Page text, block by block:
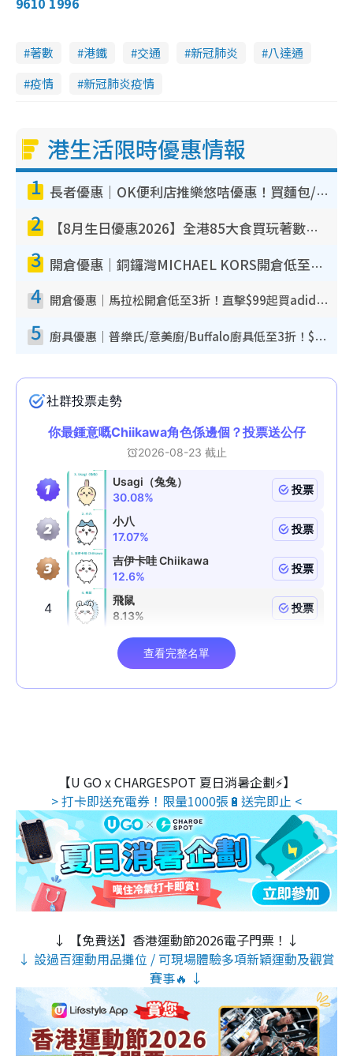
著數 港鐵 交通 新冠肺炎
八達通
疫情
新冠肺炎疫情
港生活限時優惠情報
1 長者優惠｜OK便利店推樂悠咭優惠！買麵包/牛奶/保健品拍卡即減
2 【8月生日優惠2026】全港85大食買玩著數攻略 自助餐/火鍋放題同行免費＋誠品/DONKI送現金券
3 開倉優惠｜銅鑼灣MICHAEL KORS開倉低至17折！直擊$500起買手袋/銀包/鞋款 必買經典Jet Set系列
4 開倉優惠｜馬拉松開倉低至3折！直擊$99起買adidas／New Balance／Puma鞋款 STANLEY保溫杯劈價至$119起
5 廚具優惠｜普樂氏/意美廚/Buffalo廚具低至3折！$89起買煎鍋／炒鑊／個人鍋 同場小家電激減至$99起
【U GO x CHARGESPOT 夏日消暑企劃⚡】
> 打卡即送充電券！限量1000張🔋送完即止 <
↓ 【免費送】香港運動節2026電子門票！↓
↓ 設過百運動用品攤位 / 可現場體驗多項新穎運動及觀賞
賽事🔥 ↓